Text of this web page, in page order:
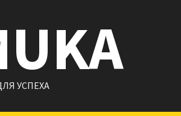
УСПЕХА